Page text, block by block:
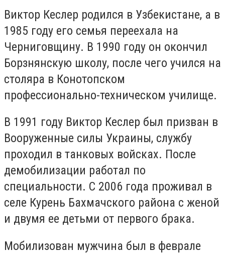
Виктор Кеслер родился в Узбекистане, а в
1985 году его семья переехала на
Черниговщину. В 1990 году он окончил
Борзнянскую школу, после чего учился на
столяра в Конотопском
профессионально-техническом училище.
В 1991 году Виктор Кеслер был призван в
Вооруженные силы Украины, службу
проходил в танковых войсках. После
демобилизации работал по
специальности. С 2006 года проживал в
селе Курень Бахмачского района с женой
и двумя ее детьми от первого брака.
Мобилизован мужчина был в феврале